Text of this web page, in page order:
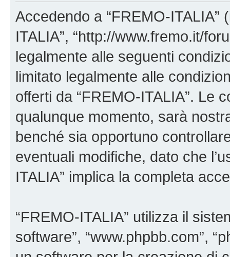
Accedendo a “FREMO-ITALIA”
ITALIA”, “http://www.fremo.it/
legalmente alle seguenti
limitato legalmente alle
offerti da “FREMO-ITALIA”. Le
qualunque momento, sarà
benché sia opportuno
eventuali modifiche, dato che
ITALIA” implica la completa
“FREMO-ITALIA” utilizza il
software”, “www.phpbb.com”,